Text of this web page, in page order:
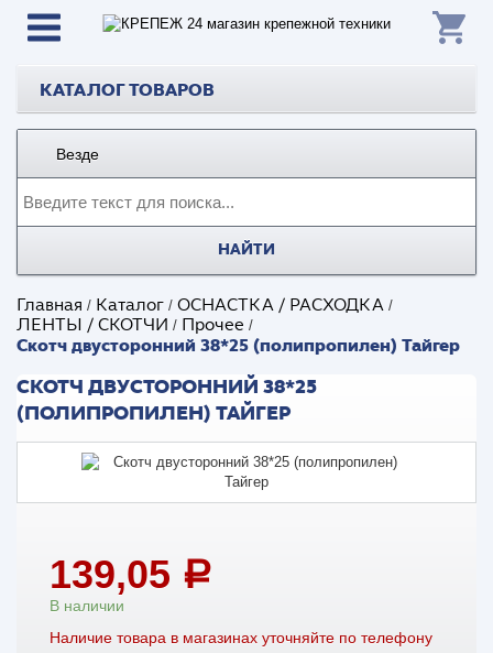
КАТАЛОГ ТОВАРОВ
Везде
НАЙТИ
Главная / Каталог / ОСНАСТКА / РАСХОДКА /
ЛЕНТЫ / СКОТЧИ / Прочее /
Скотч двусторонний 38*25 (полипропилен) Тайгер
СКОТЧ ДВУСТОРОННИЙ 38*25
(ПОЛИПРОПИЛЕН) ТАЙГЕР
139,05 a
В наличии
Наличие товара в магазинах уточняйте по телефону